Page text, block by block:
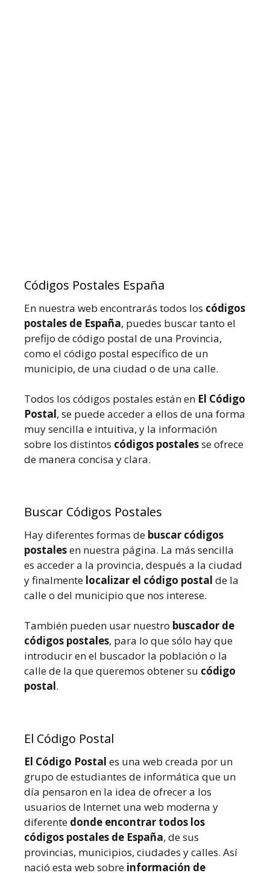
Códigos Postales España
En nuestra web encontrarás todos los códigos
postales de España, puedes buscar tanto el
prefijo de código postal de una Provincia,
como el código postal específico de un
municipio, de una ciudad o de una calle.
Todos los códigos postales están en El Código
Postal, se puede acceder a ellos de una forma
muy sencilla e intuitiva, y la información
sobre los distintos códigos postalesse ofrece
de manera concisa y clara.
Buscar Códigos Postales
Hay diferentes formas de buscar códigos
postalesen nuestra página. La más sencilla
es acceder a la provincia, después a la ciudad
y finalmente localizar el código postal de la
calle o del municipio que nos interese.
También pueden usar nuestro buscador de
códigos postales, para lo que sólo hay que
introducir en el buscador la población o la
calle de la que queremos obtener su código
postal.
El Código Postal
El Código Postal es una web creada por un
grupo de estudiantes de informática que un
día pensaron en la idea de ofrecer a los
usuarios de Internet una web moderna y
diferente donde encontrar todos los
códigos postales de España, de sus
provincias, municipios, ciudades y calles. Así
nació esta web sobre información de